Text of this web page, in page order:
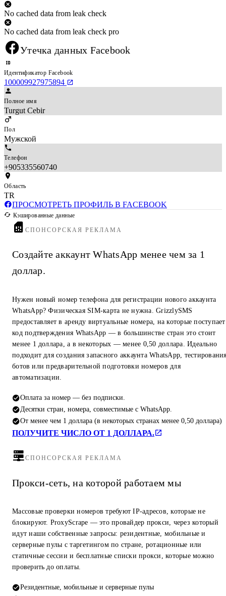
No cached data from leak check
No cached data from leak check pro
Утечка данных Facebook
Идентификатор Facebook
100009927975894
Полное имя
Turgut Cebir
Пол
Мужской
Телефон
+905335560740
Область
TR
ПРОСМОТРЕТЬ ПРОФИЛЬ В FACEBOOK
Кэшированные данные
СПОНСОРСКАЯ РЕКЛАМА
Создайте аккаунт WhatsApp менее чем за 1
доллар.
Нужен новый номер телефона для регистрации нового аккаунта
WhatsApp? Физическая SIM-карта не нужна. GrizzlySMS
предоставляет в аренду виртуальные номера, на которые поступает
код подтверждения WhatsApp — в большинстве стран это стоит
менее 1 доллара, а в некоторых — менее 0,50 доллара. Идеально
подходит для создания запасного аккаунта WhatsApp,
ботов или предварительной подготовки номеров для
автоматизации.
Оплата за номер — без подписки.
Десятки стран, номера, совместимые с WhatsApp.
От менее чем 1 доллара (в некоторых странах менее 0,50 доллара)
ПОЛУЧИТЕ ЧИСЛО ОТ 1 ДОЛЛАРА.
СПОНСОРСКАЯ РЕКЛАМА
Прокси-сеть, на которой работаем мы
Массовые проверки номеров требуют IP-адресов, которые не
блокируют. ProxyScrape — это провайдер прокси, через который
идут наши собственные запросы: резидентные, мобильные и
серверные пулы с таргетингом по стране, ротационные или
статичные сессии и бесплатные списки прокси, которые можно
проверить до оплаты.
Резидентные, мобильные и серверные пулы